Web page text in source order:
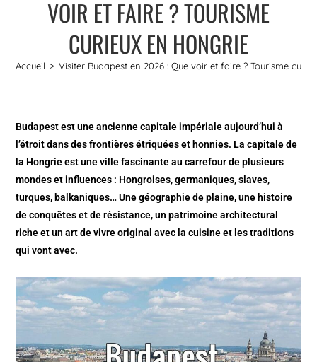
VOIR ET FAIRE ? TOURISME
CURIEUX EN HONGRIE
Accueil > Visiter Budapest en 2026 : Que voir et faire ? Tourisme
Budapest est une ancienne capitale impériale aujourd’hui à
l’étroit dans des frontières étriquées et honnies. La capitale de
la Hongrie est une ville fascinante au carrefour de plusieurs
mondes et influences : Hongroises, germaniques, slaves,
turques, balkaniques… Une géographie de plaine, une histoire
de conquêtes et de résistance, un patrimoine architectural
riche et un art de vivre original avec la cuisine et les traditions
qui vont avec.